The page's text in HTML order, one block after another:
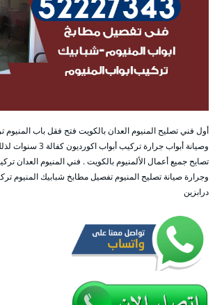
أول فني تصليح المنيوم العدان بالكويت فتح فقل باب المنيوم
وصيانة أبواب جرارة
تصايح جميع أعمال الألمنيوم بالكويت . فني المنيوم العدان
وجرارة صيانة تصليح المنيوم تفصيل مطابخ شبابيك المنيوم
درابزين